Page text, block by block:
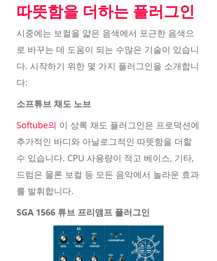
따뜻함을 더하는 플러그인
시중에는 보컬을 얇은 음색에서 포근한 음색으
로 바꾸는 데 도움이 되는 수많은 기술이 있습니
다. 시작하기 위한 몇 가지 플러그인을 소개합니
다:
소프튜브 채도 노브
Softube의 이 상록 채도 플러그인은 프로덕션에
추가적인 바디와 아날로그적인 따뜻함을 더할
수 있습니다. CPU 사용량이 적고 베이스, 기타,
드럼은 물론 보컬 등 모든 음악에서 놀라운 효과
를 발휘합니다.
SGA 1566 튜브 프리앰프 플러그인